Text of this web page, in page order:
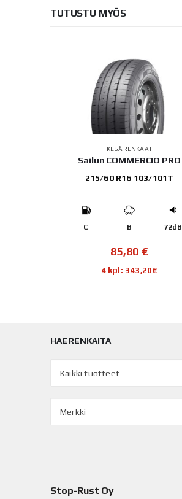
TUTUSTU MYÖS
KESÄRENKAAT
Sailun COMMERCIO PRO
215/60 R16 103/101T
C B 72dB
85,80 €
4 kpl: 343,20€
HAE RENKAITA
Kaikki tuotteet
Merkki
Stop-Rust Oy